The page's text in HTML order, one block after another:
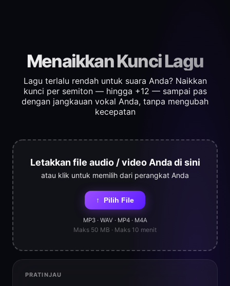
Menaikkan Kunci Lagu
Lagu terlalu rendah untuk suara Anda? Naikkan
kunci per semiton — hingga +12 — sampai pas
dengan jangkauan vokal Anda, tanpa mengubah
kecepatan
Letakkan file audio / video Anda di sini
atau klik untuk memilih dari perangkat Anda
↑ Pilih File
MP3 · WAV · MP4 · M4A
Maks 50 MB · Maks 10 menit
PRATINJAU